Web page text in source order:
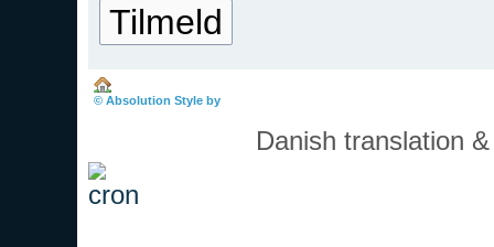
Tilmeld
© Absolution Style by
Danish translation